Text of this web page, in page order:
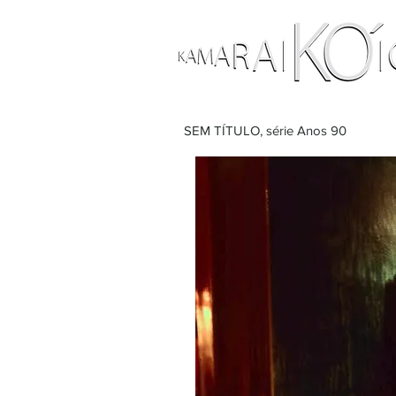
SEM TÍTULO, série Anos 90